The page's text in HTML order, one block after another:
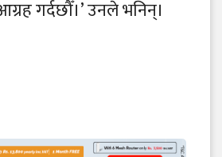
गर्दछौँ।’ उनले भनिन्।